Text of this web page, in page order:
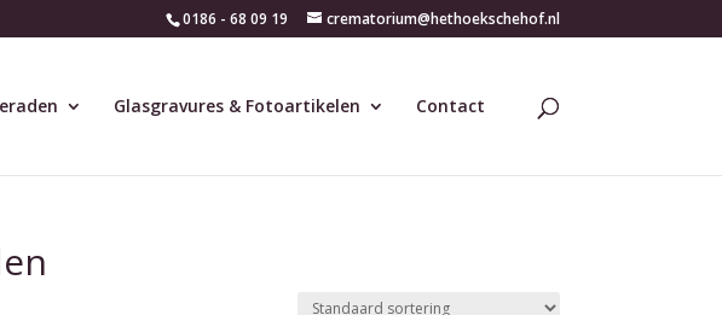
0186 - 68 09 19 crematorium@hethoekschehof.nl
Glasgravures & Fotoartikelen Contact